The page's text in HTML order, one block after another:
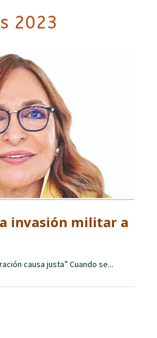
2023
invasión militar a
causa justa” Cuando se...